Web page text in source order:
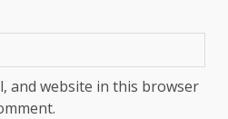
and website in this browser